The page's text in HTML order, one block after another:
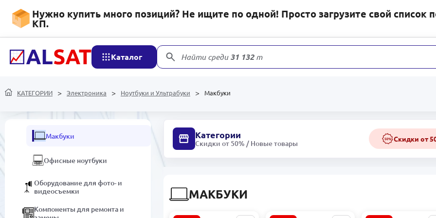
Нужно купить много позиций? Не ищите по одной! Просто загрузите свой список
КП.
Каталог Найти среди31 132товаров
КАТЕГОРИИ Электроника Ноутбуки и Ультрабуки Макбуки
Электроника
Ноутбуки и Ультрабуки
Ультрабуки
Макбуки
Офисные ноутбуки
Оборудование для фото- и
видеосъемки
Компоненты для ремонта и
Категории
Скидки от 50% / Новые товары
50% Скидки от
МАКБУКИ